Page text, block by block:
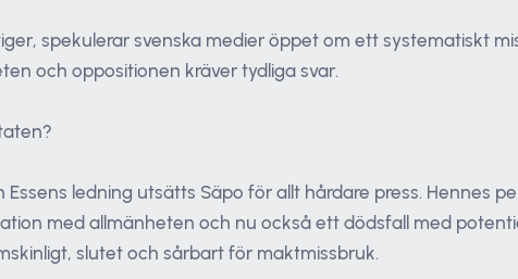
spekulerar svenska medier öppet om ett systematiskt
och oppositionen kräver tydliga svar.
Essens ledning utsätts Säpo för allt hårdare press. Hennes
med allmänheten och nu också ett dödsfall med
slutet och sårbart för maktmissbruk.